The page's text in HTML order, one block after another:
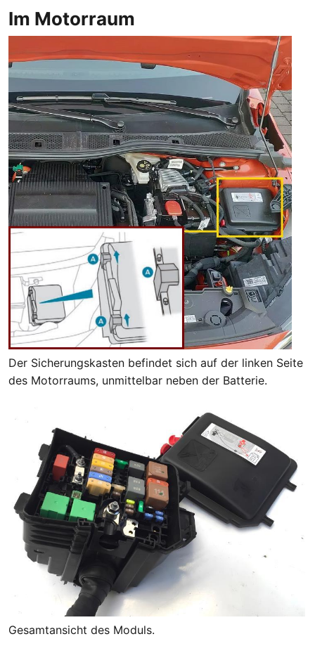
Im Motorraum
Der Sicherungskasten befindet sich auf der linken Seite
des Motorraums, unmittelbar neben der Batterie.
Gesamtansicht des Moduls.